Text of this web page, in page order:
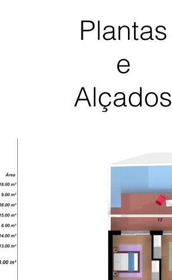
Plantas
e
Alçados